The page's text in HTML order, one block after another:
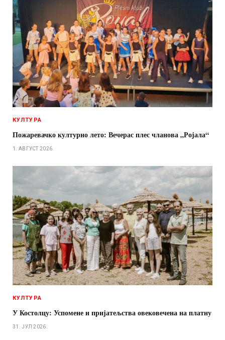
КУЛТУРА
Пожаревачко културно лето: Вечерас плес чланова „Ројала“
1. АВГУСТ 2026.
КУЛТУРА
У Костолцу: Успомене и пријатељства овековечена на платну
31. ЈУЛ 2026.